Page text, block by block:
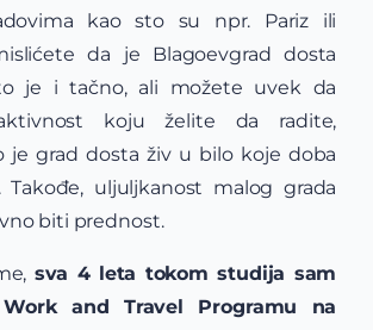
kao sto su npr. Pariz ili
da je Blagoevgrad dosta
je i tačno, ali možete uvek da
koju želite da radite,
je grad dosta živ u bilo koje doba
Takođe, uljuljkanost malog grada
biti prednost.
sva 4 leta tokom studija sam
and Travel Programu na